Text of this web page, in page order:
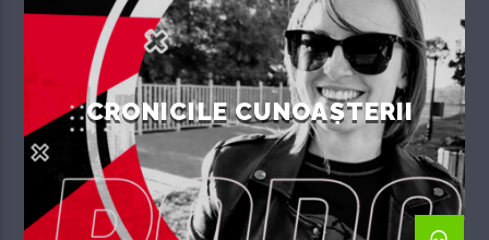
CRONICILE CUNOAȘTERII